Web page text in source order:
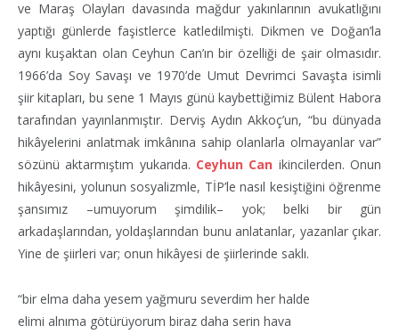
ve Maraş Olayları davasında mağdur yakınlarının avukatlığını
yaptığı günlerde faşistlerce katledilmişti. Dikmen ve Doğan’la
aynı kuşaktan olan Ceyhun Can’ın bir özelliği de şair olmasıdır.
1966’da Soy Savaşı ve 1970’de Umut Devrimci Savaşta isimli
şiir kitapları, bu sene 1 Mayıs günü kaybettiğimiz Bülent Habora
tarafından yayınlanmıştır. Derviş Aydın Akkoç’un, “bu dünyada
hikâyelerini anlatmak imkânına sahip olanlarla olmayanlar var”
sözünü aktarmıştım yukarıda. Ceyhun Can ikincilerden. Onun
hikâyesini, yolunun sosyalizmle, TİP’le nasıl kesiştiğini öğrenme
şansımız –umuyorum şimdilik– yok; belki bir gün
arkadaşlarından, yoldaşlarından bunu anlatanlar, yazanlar çıkar.
Yine de şiirleri var; onun hikâyesi de şiirlerinde saklı.
“bir elma daha yesem yağmuru severdim her halde
elimi alnıma götürüyorum biraz daha serin hava